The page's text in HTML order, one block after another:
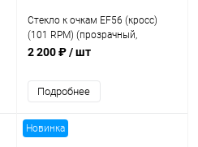
Стекло к очкам EF56 (кросс)
(101 RPM) (прозрачный,
Антифог)
2 200 ₽/ шт
Подробнее
Новинка